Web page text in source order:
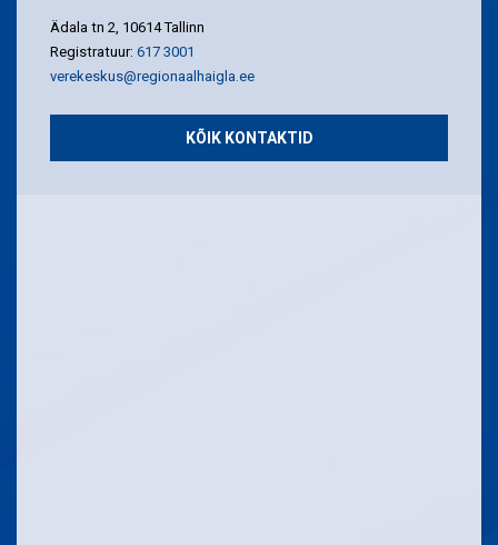
Ädala tn 2, 10614 Tallinn
Registratuur: 617 3001
verekeskus@regionaalhaigla.ee
KÕIK KONTAKTID